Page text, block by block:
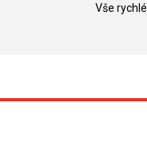
Vše